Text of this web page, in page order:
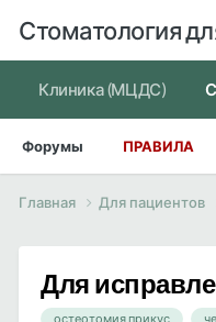
Стоматология
Клиника (МЦДС)
Форумы ПРАВИЛА
Главная Для пациентов
Для
остеотомия прикус